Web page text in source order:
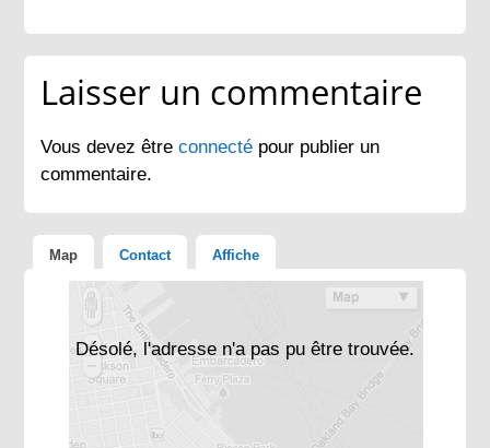
Laisser un commentaire
Vous devez êtreconnecté pour publier un
commentaire.
Map Contact Affiche
Désolé, l'adresse n'a pas pu être trouvée.